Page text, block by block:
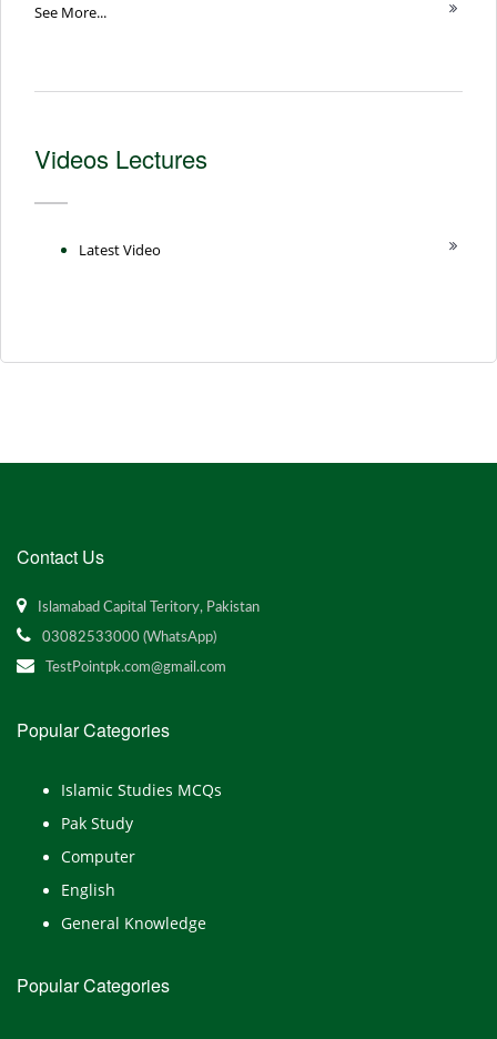
See More...
Videos Lectures
Latest Video
Contact Us
Islamabad Capital Teritory, Pakistan
03082533000 (WhatsApp)
TestPointpk.com@gmail.com
Popular Categories
Islamic Studies MCQs
Pak Study
Computer
English
General Knowledge
Popular Categories